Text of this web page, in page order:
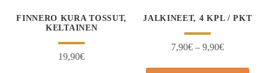
FINNERO KURA TOSSUT,
KELTAINEN
19,90€
JALKINEET, 4 KPL / PKT
7,90€ – 9,90€